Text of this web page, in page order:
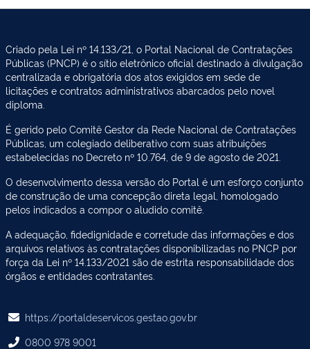
Criado pela Lei nº 14.133/21, o Portal Nacional de Contratações
Públicas (PNCP) é o sítio eletrônico oficial destinado à divulgação
centralizada e obrigatória dos atos exigidos em sede de
licitações e contratos administrativos abarcados pelo novel
diploma.
É gerido pelo Comitê Gestor da Rede Nacional de Contratações
Públicas, um colegiado deliberativo com suas atribuições
estabelecidas no Decreto nº 10.764, de 9 de agosto de 2021.
O desenvolvimento dessa versão do Portal é um esforço conjunto
de construção de uma concepção direta legal, homologado
pelos indicados a compor o aludido comitê.
A adequação, fidedignidade e corretude das informações e dos
arquivos relativos às contratações disponibilizadas no PNCP por
força da Lei nº 14.133/2021 são de estrita responsabilidade dos
órgãos e entidades contratantes.
https://portaldeservicos.gestao.gov.br
0800 978 9001